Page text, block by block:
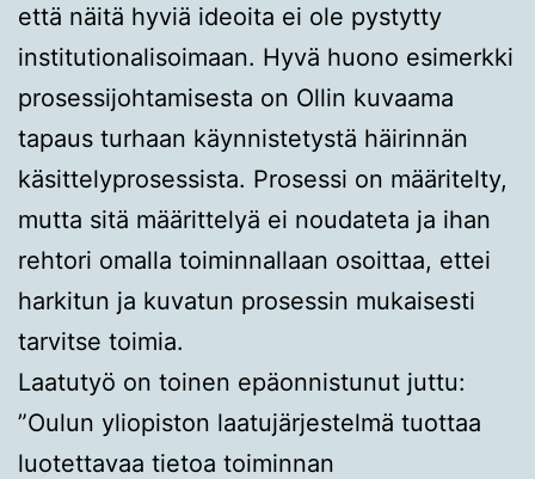
että näitä hyviä ideoita ei ole pystytty
institutionalisoimaan. Hyvä huono esimerkki
prosessijohtamisesta on Ollin kuvaama
tapaus turhaan käynnistetystä häirinnän
käsittelyprosessista. Prosessi on määritelty,
mutta sitä määrittelyä ei noudateta ja ihan
rehtori omalla toiminnallaan osoittaa, ettei
harkitun ja kuvatun prosessin mukaisesti
tarvitse toimia.
Laatutyö on toinen epäonnistunut juttu:
”Oulun yliopiston laatujärjestelmä tuottaa
luotettavaa tietoa toiminnan